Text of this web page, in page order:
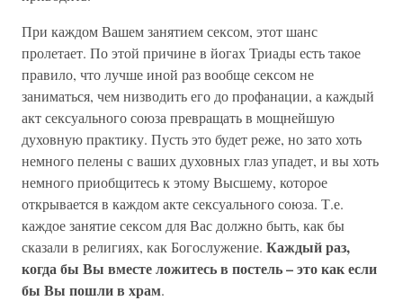
При каждом Вашем занятием сексом, этот шанс
пролетает. По этой причине в йогах Триады есть такое
правило, что лучше иной раз вообще сексом не
заниматься, чем низводить его до профанации, а каждый
акт сексуального союза превращать в мощнейшую
духовную практику. Пусть это будет реже, но зато хоть
немного пелены с ваших духовных глаз упадет, и вы хоть
немного приобщитесь к этому Высшему, которое
открывается в каждом акте сексуального союза. Т.е.
каждое занятие сексом для Вас должно быть, как бы
сказали в религиях, как Богослужение. Каждый раз,
когда бы Вы вместе ложитесь в постель – это как если
бы Вы пошли в храм.